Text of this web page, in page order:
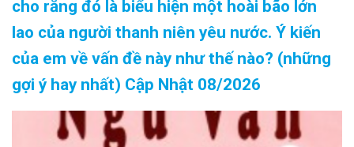
cho rằng đó là biểu hiện một hoài bão lớn
lao của người thanh niên yêu nước. Ý kiến
của em về vấn đề này như thế nào? (những
gợi ý hay nhất) Cập Nhật 08/2026